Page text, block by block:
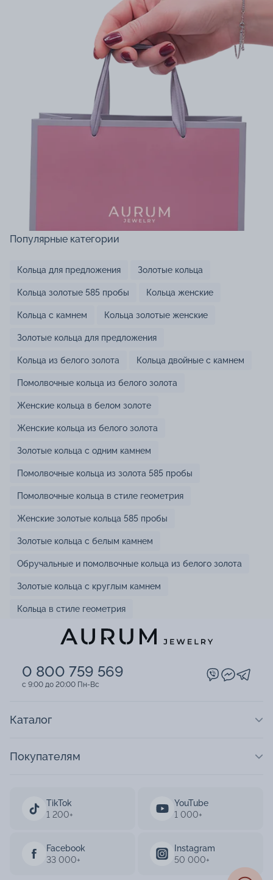
Популярные категории
Кольца для предложения Золотые кольца
Кольца золотые 585 пробы Кольца женские
Кольца с камнем Кольца золотые женские
Золотые кольца для предложения
Кольца из белого золота Кольца двойные с камнем
Помолвочные кольца из белого золота
Женские кольца в белом золоте
Женские кольца из белого золота
Золотые кольца с одним камнем
Помолвочные кольца из золота 585 пробы
Помолвочные кольца в стиле геометрия
Женские золотые кольца 585 пробы
Золотые кольца с белым камнем
Обручальные и помолвочные кольца из белого золота
Золотые кольца с круглым камнем
Кольца в стиле геометрия
0 800 759 569
c 9:00 до 20:00 Пн-Вс
TikTok
1 200+
YouTube
1 000+
Facebook
33 000+
Instagram
50 000+
Каталог
Покупателям